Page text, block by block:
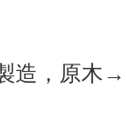
造，原